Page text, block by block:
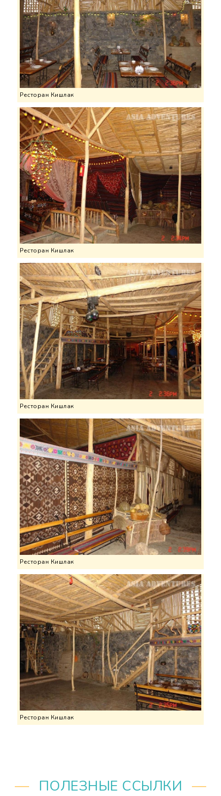
Ресторан Кишлак
Ресторан Кишлак
Ресторан Кишлак
Ресторан Кишлак
Ресторан Кишлак
ПОЛЕЗНЫЕ ССЫЛКИ